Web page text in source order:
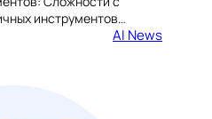
инструментов…
AI News